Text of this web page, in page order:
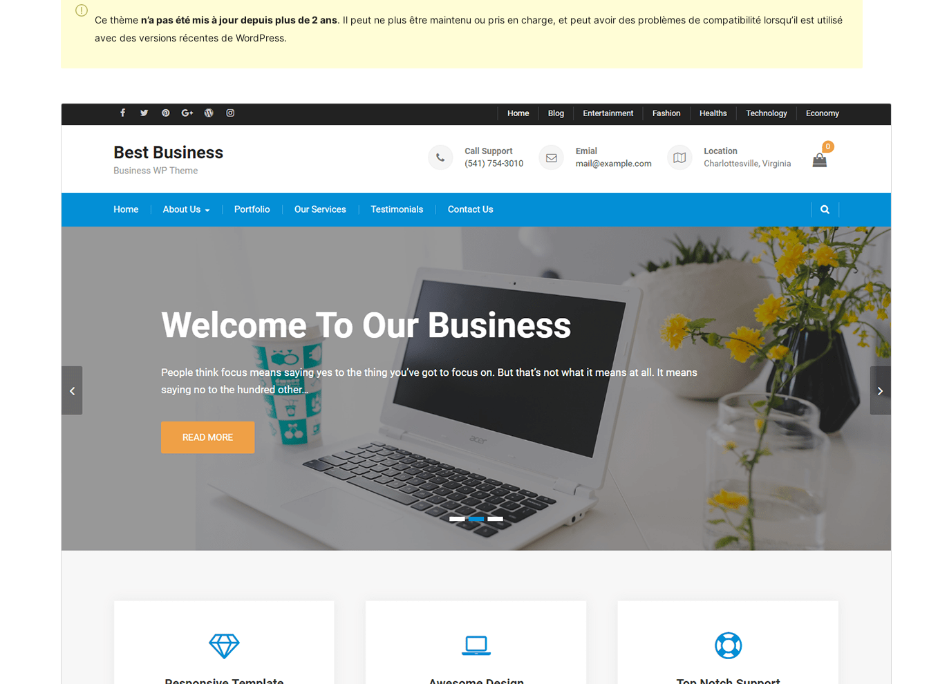
Ce thème n’a pas été mis à jour depuis plus de 2 ans. Il peut ne plus être maintenu ou pris en charge, et peut avoir des problèmes de compatibilité lorsqu’il est utilisé
avec des versions récentes de WordPress.
AperçuTélécharger
Dernière mise à jour
9 juin 2019
Version de WordPress
4.7
Page d’accueil du thème